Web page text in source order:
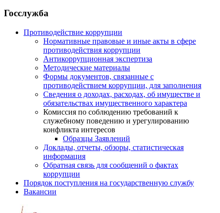
Госслужба
Противодействие коррупции
Нормативные правовые и иные акты в сфере
противодействия коррупции
Антикоррупционная экспертиза
Методические материалы
Формы документов, связанные с
противодействием коррупции, для заполнения
Сведения о доходах, расходах, об имуществе и
обязательствах имущественного характера
Комиссия по соблюдению требований к
служебному поведению и урегулированию
конфликта интересов
Образцы Заявлений
Доклады, отчеты, обзоры, статистическая
информация
Обратная связь для сообщений о фактах
коррупции
Порядок поступления на государственную службу
Вакансии